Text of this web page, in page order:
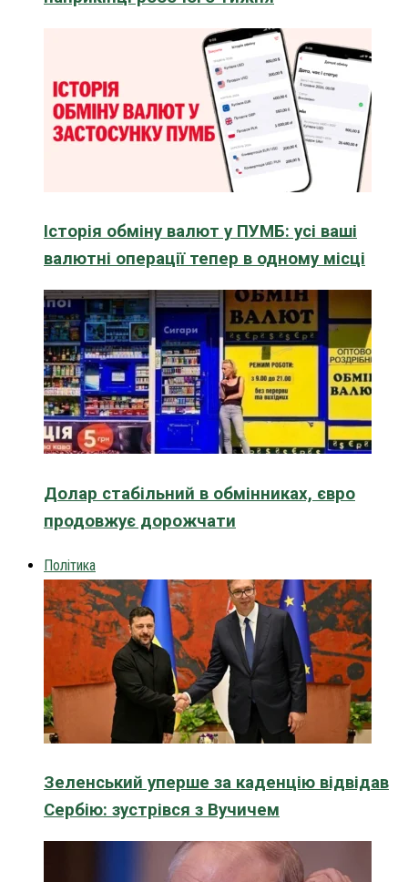
Історія обміну валют у ПУМБ: усі ваші
валютні операції тепер в одному місці
Долар стабільний в обмінниках, євро
продовжує дорожчати
Політика
Зеленський уперше за каденцію відвідав
Сербію: зустрівся з Вучичем